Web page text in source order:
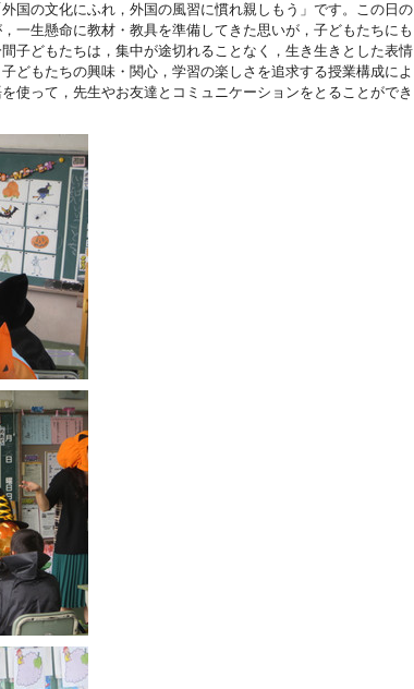
国の文化にふれ，外国の風習に慣れ親しもう」です。この日の
一生懸命に教材・教具を準備してきた思いが，子どもたちにも
子どもたちは，集中が途切れることなく，生き生きとした表情
どもたちの興味・関心，学習の楽しさを追求する授業構成によ
使って，先生やお友達とコミュニケーションをとることができ